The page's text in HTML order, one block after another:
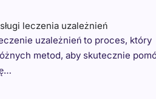
leczenia uzależnień
uzależnień to proces, który
metod, aby skutecznie